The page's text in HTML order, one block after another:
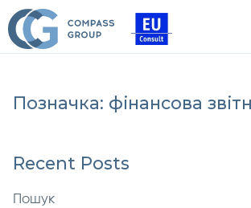
Позначка: фінансова
Recent Posts
Пошук